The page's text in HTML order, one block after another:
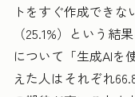
トをすぐ作成できな
（25.1%）という
について「生成AIを
えた人はそれぞれ